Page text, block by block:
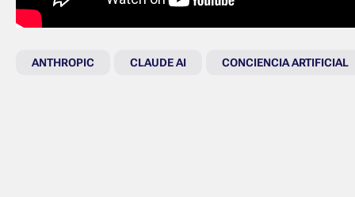
ANTHROPIC CLAUDE AI CONCIENCIA ARTIFICIAL